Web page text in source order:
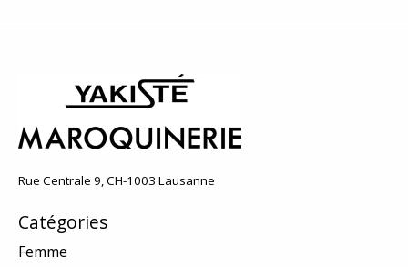
Rue Centrale 9, CH-1003 Lausanne
Catégories
Femme